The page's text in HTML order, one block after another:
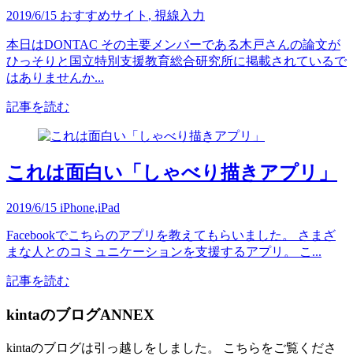
2019/6/15 おすすめサイト , 視線入力
本日はDONTAC その主要メンバーである木戸さんの論文が
ひっそりと国立特別支援教育総合研究所に掲載されているで
はありませんか...
記事を読む
これは面白い「しゃべり描きアプリ」
2019/6/15 iPhone,iPad
Facebookでこちらのアプリを教えてもらいました。 さまざ
まな人とのコミュニケーションを支援するアプリ。 こ...
記事を読む
kintaのブログANNEX
kintaのブログは引っ越しをしました。 こちらをご覧くださ